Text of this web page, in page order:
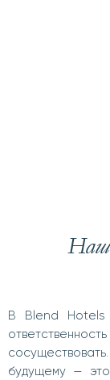
В Blend
будущему —